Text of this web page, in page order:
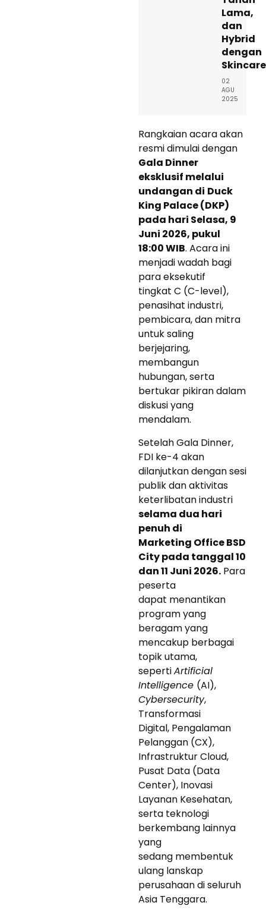
Lama,
dan
Hybrid
dengan
Skincare
02
AGU
2025
Rangkaian acara akan
resmi dimulai dengan
Gala Dinner
eksklusif melalui
undangan di Duck
King Palace (DKP)
pada hari Selasa, 9
Juni 2026, pukul
18:00 WIB. Acara ini
menjadi wadah bagi
para eksekutif
tingkat C (C-level),
penasihat industri,
pembicara, dan mitra
untuk saling
berjejaring,
membangun
hubungan, serta
bertukar pikiran dalam
diskusi yang
mendalam.
Setelah Gala Dinner,
FDI ke-4 akan
dilanjutkan dengan sesi
publik dan aktivitas
keterlibatan industri
selama dua hari
penuh di
Marketing Office BSD
City pada tanggal 10
dan 11 Juni 2026. Para
peserta
dapat menantikan
program yang
beragam yang
mencakup berbagai
topik utama,
sepertiArtificial
Intelligence (AI),
Cybersecurity,
Transformasi
Digital, Pengalaman
Pelanggan (CX),
Infrastruktur Cloud,
Pusat Data (Data
Center), Inovasi
Layanan Kesehatan,
serta teknologi
berkembang lainnya
yang
sedang membentuk
ulang lanskap
perusahaan di seluruh
Asia Tenggara.